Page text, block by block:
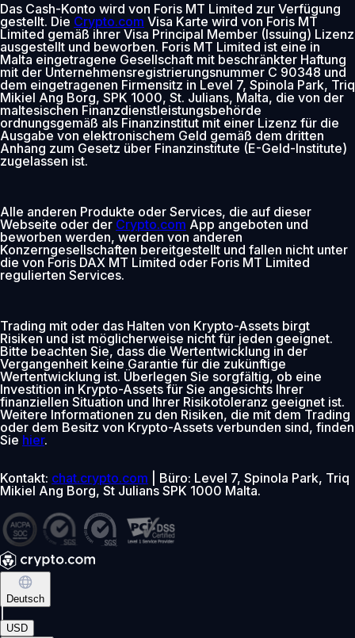
Das Cash-Konto wird von Foris MT Limited zur Verfügung
gestellt. Die Crypto.com Visa Karte wird von Foris MT
Limited gemäß ihrer Visa Principal Member (Issuing) Lizenz
ausgestellt und beworben. Foris MT Limited ist eine in
Malta eingetragene Gesellschaft mit beschränkter Haftung
mit der Unternehmensregistrierungsnummer C 90348 und
dem eingetragenen Firmensitz in Level 7, Spinola Park, Triq
Mikiel Ang Borg, SPK 1000, St. Julians, Malta, die von der
maltesischen Finanzdienstleistungsbehörde
ordnungsgemäß als Finanzinstitut mit einer Lizenz für die
Ausgabe von elektronischem Geld gemäß dem dritten
Anhang zum Gesetz über Finanzinstitute (E-Geld-Institute)
zugelassen ist.
Alle anderen Produkte oder Services, die auf dieser
Webseite oder der Crypto.com App angeboten und
beworben werden, werden von anderen
Konzerngesellschaften bereitgestellt und fallen nicht unter
die von Foris DAX MT Limited oder Foris MT Limited
regulierten Services.
Trading mit oder das Halten von Krypto-Assets birgt
Risiken und ist möglicherweise nicht für jeden geeignet.
Bitte beachten Sie, dass die Wertentwicklung in der
Vergangenheit keine Garantie für die zukünftige
Wertentwicklung ist. Überlegen Sie sorgfältig, ob eine
Investition in Krypto-Assets für Sie angesichts Ihrer
finanziellen Situation und Ihrer Risikotoleranz geeignet ist.
Weitere Informationen zu den Risiken, die mit dem Trading
oder dem Besitz von Krypto-Assets verbunden sind, finden
Sie hier.
Kontakt: chat.crypto.com | Büro: Level 7, Spinola Park, Triq
Mikiel Ang Borg, St Julians SPK 1000 Malta.
Deutsch
USD